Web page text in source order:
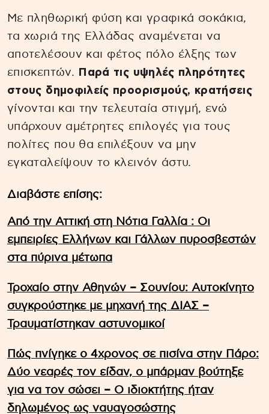
Με πληθωρική φύση και γραφικά σοκάκια,
τα χωριά της Ελλάδας αναμένεται να
αποτελέσουν και φέτος πόλο έλξης των
επισκεπτών. Παρά τις υψηλές πληρότητες
στους δημοφιλείς προορισμούς, κρατήσεις
γίνονται και την τελευταία στιγμή, ενώ
υπάρχουν αμέτρητες επιλογές για τους
πολίτες που θα επιλέξουν να μην
εγκαταλείψουν το κλεινόν άστυ.
Διαβάστε επίσης:
Από την Αττική στη Νότια Γαλλία : Οι
εμπειρίες Ελλήνων και Γάλλων πυροσβεστών
στα πύρινα μέτωπα
Τροχαίο στην Αθηνών – Σουνίου: Αυτοκίνητο
συγκρούστηκε με μηχανή της ΔΙΑΣ –
Τραυματίστηκαν αστυνομικοί
Πώς πνίγηκε ο 4χρονος σε πισίνα στην Πάρο:
Δύο νεαρές τον είδαν, ο μπάρμαν βούτηξε
για να τον σώσει – Ο ιδιοκτήτης ήταν
δηλωμένος ως ναυαγοσώστης